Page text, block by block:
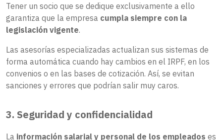
Tener un socio que se dedique exclusivamente a ello
garantiza que la empresa cumpla siempre con la
legislación vigente.
Las asesorías especializadas actualizan sus sistemas de
forma automática cuando hay cambios en el IRPF, en los
convenios o en las bases de cotización. Así, se evitan
sanciones y errores que podrían salir muy caros.
3. Seguridad y confidencialidad
La información salarial y personal de los empleados es